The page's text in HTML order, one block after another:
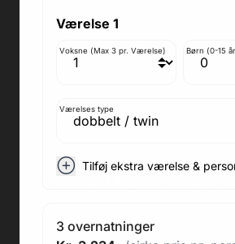
Værelse 1
Voksne (Max 3 pr. Værelse) Børn (0-15
Værelses type
Tilføj ekstra værelse &
3 overnatninger
Adresse butik: Fodboldpakker
2860 Søborg
Medlem af rejsegarantifonden:
Adresse kontor:
2860 Søborg
CVR: 41967218